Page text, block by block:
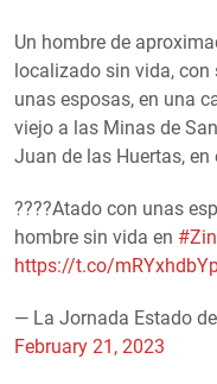
Un hombre de
localizado sin vida,
unas esposas, en una
viejo a las Minas de
Juan de las Huertas,
????Atado con unas
hombre sin vida en
https://t.co/
— La Jornada Estado
February 21, 2023